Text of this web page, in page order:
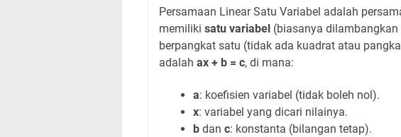
Persamaan Linear Satu Variabel adalah
memiliki satu variabel (biasanya
berpangkat satu (tidak ada kuadrat atau
adalah ax + b = c, di mana:
a: koefisien variabel (tidak boleh nol).
x: variabel yang dicari nilainya.
b dan c: konstanta (bilangan tetap).